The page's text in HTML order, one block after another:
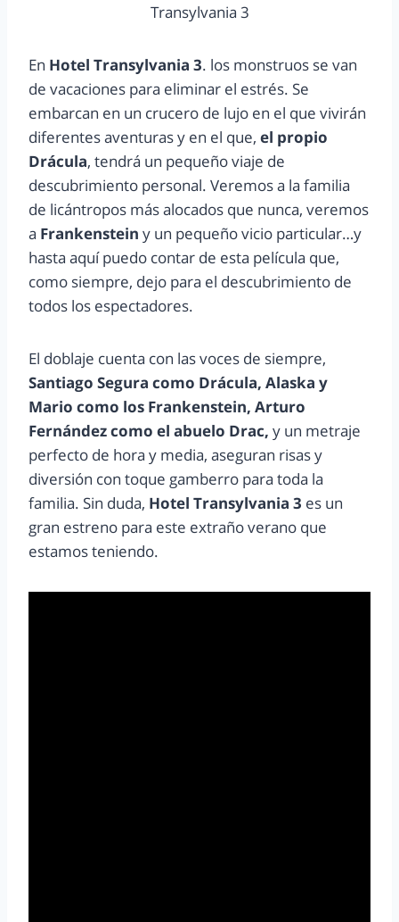
Transylvania 3
En Hotel Transylvania 3. los monstruos se van
de vacaciones para eliminar el estrés. Se
embarcan en un crucero de lujo en el que vivirán
diferentes aventuras y en el que, el propio
Drácula, tendrá un pequeño viaje de
descubrimiento personal. Veremos a la familia
de licántropos más alocados que nunca, veremos
a Frankenstein y un pequeño vicio particular…y
hasta aquí puedo contar de esta película que,
como siempre, dejo para el descubrimiento de
todos los espectadores.
El doblaje cuenta con las voces de siempre,
Santiago Segura como Drácula, Alaska y
Mario como los Frankenstein, Arturo
Fernández como el abuelo Drac, y un metraje
perfecto de hora y media, aseguran risas y
diversión con toque gamberro para toda la
familia. Sin duda, Hotel Transylvania 3 es un
gran estreno para este extraño verano que
estamos teniendo.